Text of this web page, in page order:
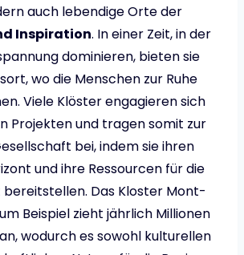
auch lebendige Orte der
Inspiration. In einer Zeit, in der
dominieren, bieten sie
wo die Menschen zur Ruhe
Viele Klöster engagieren sich
Projekten und tragen somit zur
bei, indem sie ihren
und ihre Ressourcen für die
Das Kloster Mont-
Beispiel zieht jährlich Millionen
wodurch es sowohl kulturellen